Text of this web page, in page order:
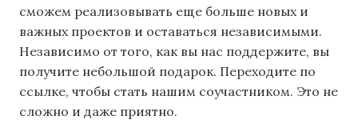
сможем реализовывать еще больше новых и
важных проектов и оставаться независимыми.
Независимо от того, как вы нас поддержите, вы
получите небольшой подарок. Переходите по
ссылке, чтобы стать нашим соучастником. Это не
сложно и даже приятно.